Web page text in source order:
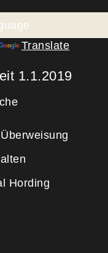
Translate
1.1.2019
Hording